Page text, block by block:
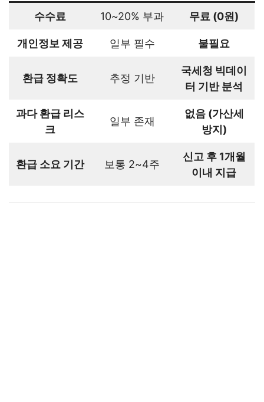
수수료 10~20% 부과 무료 (0원)
개인정보 제공 일부 필수 불필요
환급 정확도 추정 기반
국세청 빅데이
터 기반 분석
과다 환급 리스
크
일부 존재
없음 (가산세
방지)
환급 소요 기간 보통 2~4주
신고 후 1개월
이내 지급